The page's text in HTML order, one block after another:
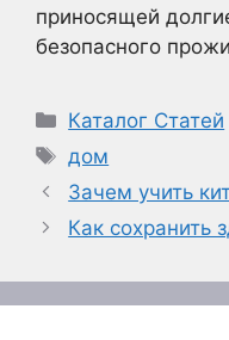
приносящей
безопасного
Рубрики
Каталог Статей
Метки
дом
Зачем учить
Как сохранить